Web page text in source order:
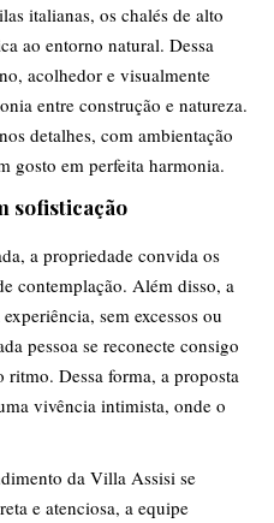
italianas, os chalés de alto
ao entorno natural. Dessa
acolhedor e visualmente
entre construção e natureza.
detalhes, com ambientação
gosto em perfeita harmonia.
sofisticação
a propriedade convida os
contemplação. Além disso, a
sem excessos ou
pessoa se reconecte consigo
Dessa forma, a proposta
vivência intimista, onde o
da Villa Assisi se
e atenciosa, a equipe